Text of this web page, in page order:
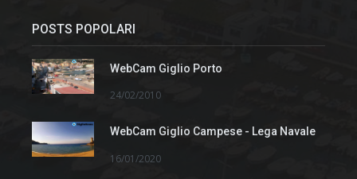
POSTS POPOLARI
WebCam Giglio Porto
24/02/2010
WebCam Giglio Campese - Lega Navale
16/01/2020